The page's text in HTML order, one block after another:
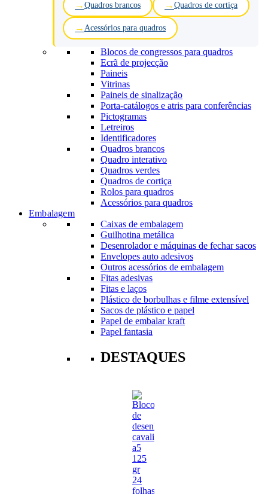
Quadros brancos Quadros de cortiça
Acessórios para quadros
Blocos de congressos para quadros
Ecrã de projecção
Paineis
Vitrinas
Paineis de sinalização
Porta-catálogos e atris para conferências
Pictogramas
Letreiros
Identificadores
Quadros brancos
Quadro interativo
Quadros verdes
Quadros de cortiça
Rolos para quadros
Acessórios para quadros
Embalagem
Caixas de embalagem
Guilhotina metálica
Desenrolador e máquinas de fechar sacos
Envelopes auto adesivos
Outros acessórios de embalagem
Fitas adesivas
Fitas e laços
Plástico de borbulhas e filme extensível
Sacos de plástico e papel
Papel de embalar kraft
Papel fantasia
DESTAQUES